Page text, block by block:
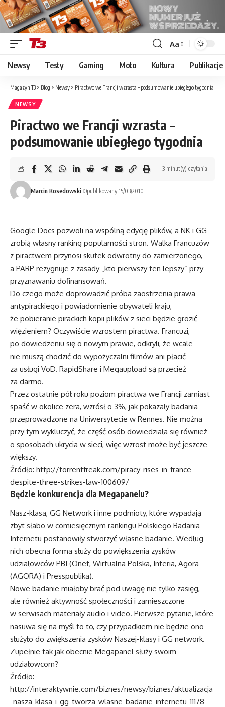
Font
Resizer
Aa
Newsy Testy Gaming Moto Kultura Publikacje
Magazyn T3 > Blog > Newsy > Piractwo we Francji wzrasta – podsumowanie ubiegłego tygodnia
NEWSY
Piractwo we Francji wzrasta –
podsumowanie ubiegłego tygodnia
Marcin Kosedowski Opublikowany 15/03/2010
3 minut(y) czytania
Google Docs pozwoli na wspólną edycję plików, a NK i GG
zrobią własny ranking popularności stron. Walka Francuzów
z piractwem przynosi skutek odwrotny do zamierzonego,
a PARP rezygnuje z zasady „kto pierwszy ten lepszy” przy
przyznawaniu dofinansowań.
Do czego może doprowadzić próba zaostrzenia prawa
antypirackiego i powiadomienie obywateli kraju,
że pobieranie pirackich kopii plików z sieci będzie grozić
więzieniem? Oczywiście wzrostem piractwa. Francuzi,
po dowiedzeniu się o nowym prawie, odkryli, że wcale
nie muszą chodzić do wypożyczalni filmów ani płacić
za usługi VoD. RapidShare i Megaupload są przecież
za darmo.
Przez ostatnie pół roku poziom piractwa we Francji zamiast
spaść w okolice zera, wzrósł o 3%, jak pokazały badania
przeprowadzone na Uniwersytecie w Rennes. Nie można
przy tym wykluczyć, że część osób dowiedziała się również
o sposobach ukrycia w sieci, więc wzrost może być jeszcze
większy.
Źródło: http://torrentfreak.com/piracy-rises-in-france-
despite-three-strikes-law-100609/
Będzie konkurencja dla Megapanelu?
Nasz-klasa, GG Network i inne podmioty, które wypadają
zbyt słabo w comiesięcznym rankingu Polskiego Badania
Internetu postanowiły stworzyć własne badanie. Według
nich obecna forma służy do powiększenia zysków
udziałowców PBI (Onet, Wirtualna Polska, Interia, Agora
(AGORA) i Presspublika).
Nowe badanie miałoby brać pod uwagę nie tylko zasięg,
ale również aktywność społeczności i zamieszczone
w serwisach materiały audio i video. Pierwsze pytanie, które
nasuwa się na myśl to to, czy przypadkiem nie będzie ono
służyło do zwiększenia zysków Naszej-klasy i GG network.
Zupełnie tak jak obecnie Megapanel służy swoim
udziałowcom?
Źródło:
http://interaktywnie.com/biznes/newsy/biznes/aktualizacja
-nasza-klasa-i-gg-tworza-wlasne-badanie-internetu-11178